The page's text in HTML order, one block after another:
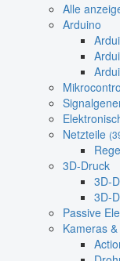
Alle
Arduino
Netzteile
3D-Druck
3D-
3D-
Passive
Kameras